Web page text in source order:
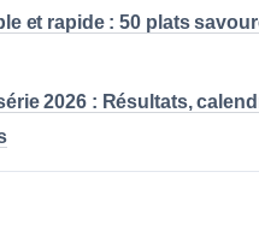
et rapide : 50 plats
2026 : Résultats,